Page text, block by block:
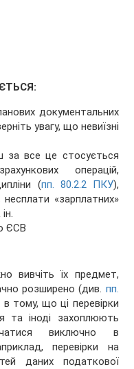
документальних
увагу, що невиїзні
за все це стосується
операцій,
(пп. 80.2.2 ПКУ),
«зарплатних»
ЄСВ
вивчіть їх предмет,
розширено (див. пп.
тому, що ці перевірки
та іноді захоплюють
виключно в
перевірки на
даних податкової